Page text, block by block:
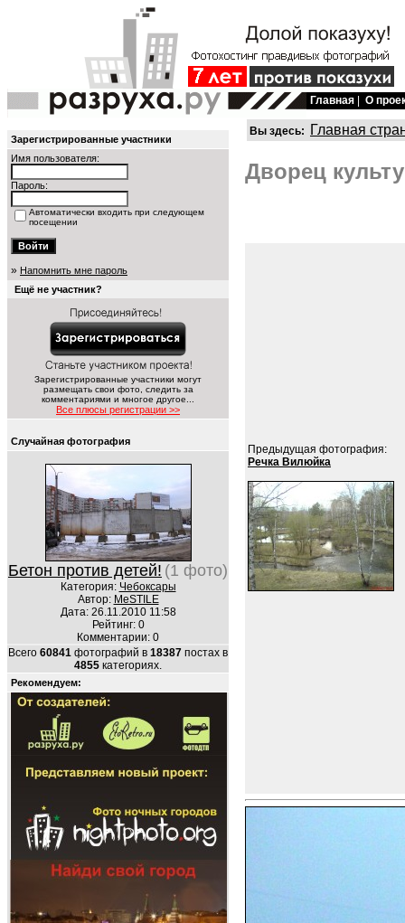
Главная О
Зарегистрированные участники
Имя пользователя:
Пароль:
Автоматически входить при следующем
посещении
» Напомнить мне пароль
Ещё не участник?
Зарегистрированные участники могут
размещать свои фото, следить за
комментариями и многое другое...
Все плюсы регистрации >>
Случайная фотография
Бетон против детей! (1 фото)
Категория: Чебоксары
Автор: MeSTILE
Дата: 26.11.2010 11:58
Рейтинг: 0
Комментарии: 0
Всего 60841 фотографий в 18387 постах в
4855 категориях.
Рекомендуем:
Вы здесь: Главная
Дворец
Предыдущая фотография:
Речка Вилюйка